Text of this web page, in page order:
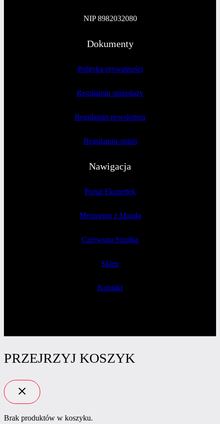
NIP 8982032080
Dokumenty
Polityka prywatności
Regulamin sprzedaży
Regulamin newslettera
Regulamin opinii
Nawigacja
Portal Ekspertek
Mentoring z Magdą
Czerwona Szpilka
Sklep
Kontakt
PRZEJRZYJ KOSZYK
Brak produktów w koszyku.